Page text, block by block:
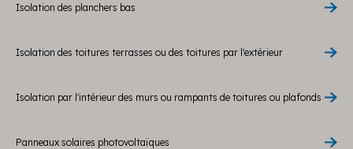
Isolation des planchers bas
Isolation des toitures terrasses ou des toitures par l'extérieur
Isolation par l'intérieur des murs ou rampants de toitures ou plafonds
Panneaux solaires photovoltaïques